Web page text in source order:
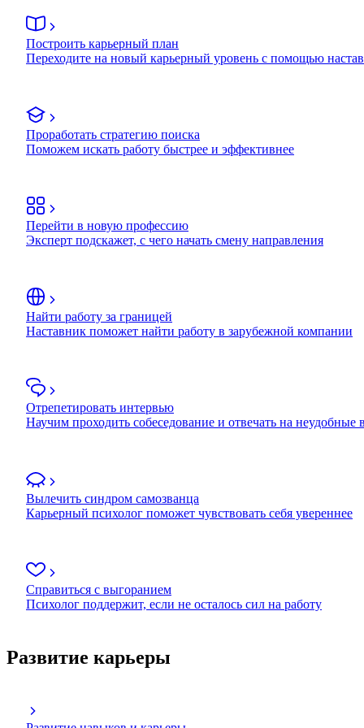
Построить карьерный план
Переходите на новый карьерный уровень с помощью
Проработать стратегию поиска
Поможем искать работу быстрее и эффективнее
Перейти в новую профессию
Эксперт подскажет, с чего начать смену направления
Найти работу за границей
Наставник поможет найти работу в зарубежной компании
Отрепетировать интервью
Научим проходить собеседование и отвечать на неудобные
Вылечить синдром самозванца
Карьерный психолог поможет чувствовать себя увереннее
Справиться с выгоранием
Психолог поддержит, если не осталось сил на работу
Развитие карьеры